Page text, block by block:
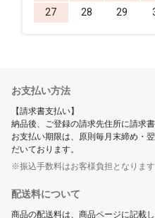
27
28 29
お支払い方法
【請求書支払い】
納品後、ご登録の請求先住所に請求
お支払い期限は、原則毎月末締め・
だいております。
振込手数料はお客様負担となります
配送料について
商品の配送料は、商品ページに記載